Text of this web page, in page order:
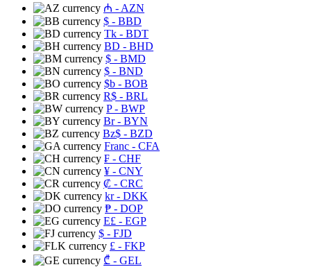
₼ - AZN
$ - BBD
Tk - BDT
BD - BHD
$ - BMD
$ - BND
$b - BOB
R$ - BRL
P- BWP
Br- BYN
Bz$ - BZD
Franc - CFA
₣ - CHF
¥ - CNY
₡ - CRC
kr- DKK
₱ - DOP
E£ - EGP
$ - FJD
£ - FKP
₾ - GEL